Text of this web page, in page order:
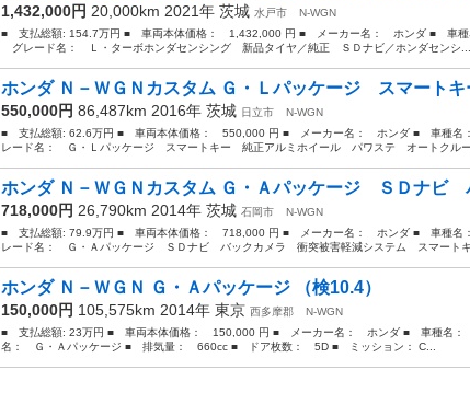
1,432,000円 20,000km 2021年 茨城 水戸市
N-WGN
■ 支払総額: 154.7万円 ■ 車両本体価格： 1,432,000 円 ■ メーカー名： ホンダ ■ 車種
グレード名： Ｌ・ターボホンダセンシング 新品タイヤ／純正 ＳＤナビ／ホンダセンシ...
ホンダ Ｎ－ＷＧＮカスタム Ｇ・Ｌパッケージ スマート
550,000円 86,487km 2016年 茨城 日立市
N-WGN
■ 支払総額: 62.6万円 ■ 車両本体価格： 550,000 円 ■ メーカー名： ホンダ ■ 車種名
レード名： Ｇ・Ｌパッケージ スマートキー 純正アルミホイール パワステ オートクルー
ホンダ Ｎ－ＷＧＮカスタム Ｇ・Ａパッケージ ＳＤナビ
718,000円 26,790km 2014年 茨城 石岡市
N-WGN
■ 支払総額: 79.9万円 ■ 車両本体価格： 718,000 円 ■ メーカー名： ホンダ ■ 車種名
レード名： Ｇ・Ａパッケージ ＳＤナビ バックカメラ 衝突被害軽減システム スマートキ
ホンダ Ｎ－ＷＧＮ Ｇ・Ａパッケージ （検10.4）
150,000円 105,575km 2014年 東京 西多摩郡
N-WGN
■ 支払総額: 23万円 ■ 車両本体価格： 150,000 円 ■ メーカー名： ホンダ ■ 車種名：
名： Ｇ・Ａパッケージ ■ 排気量： 660cc ■ ドア枚数： 5D ■ ミッション： C...